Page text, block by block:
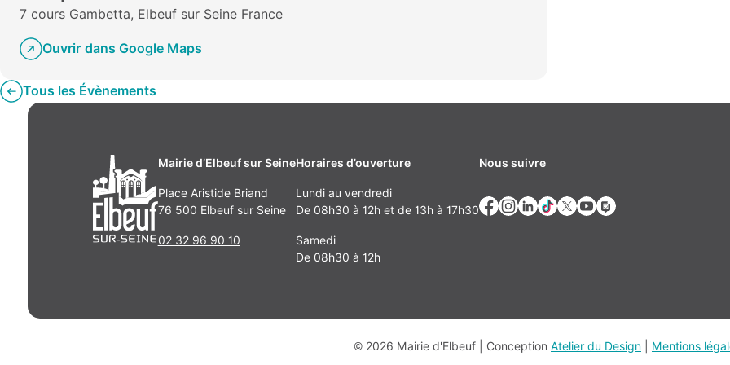
7 cours Gambetta, Elbeuf sur Seine France
Ouvrir dans Google Maps
Tous les Évènements
Mairie d’Elbeuf sur Seine
Place Aristide Briand
76 500 Elbeuf sur Seine
02 32 96 90 10
Horaires d’ouverture
Lundi au vendredi
De 08h30 à 12h et de 13h à 17h30
Samedi
De 08h30 à 12h
Nous suivre
© 2026 Mairie d'Elbeuf | Conception Atelier du Design Mentions